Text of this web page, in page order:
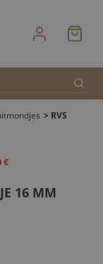
> RVS
€
16 MM